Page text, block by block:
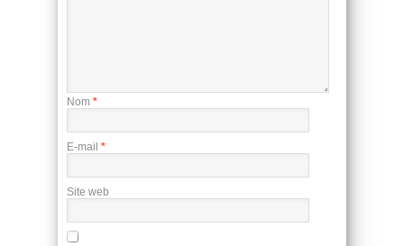
Nom *
E-mail *
Site web